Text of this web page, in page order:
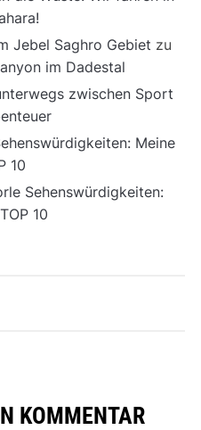
Jebel Saghro Gebiet zu
im Dadestal
zwischen Sport
Meine
10
Sehenswürdigkeiten:
10
KOMMENTAR